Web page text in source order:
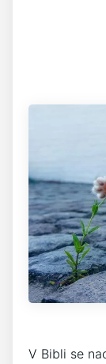
V Bibli se